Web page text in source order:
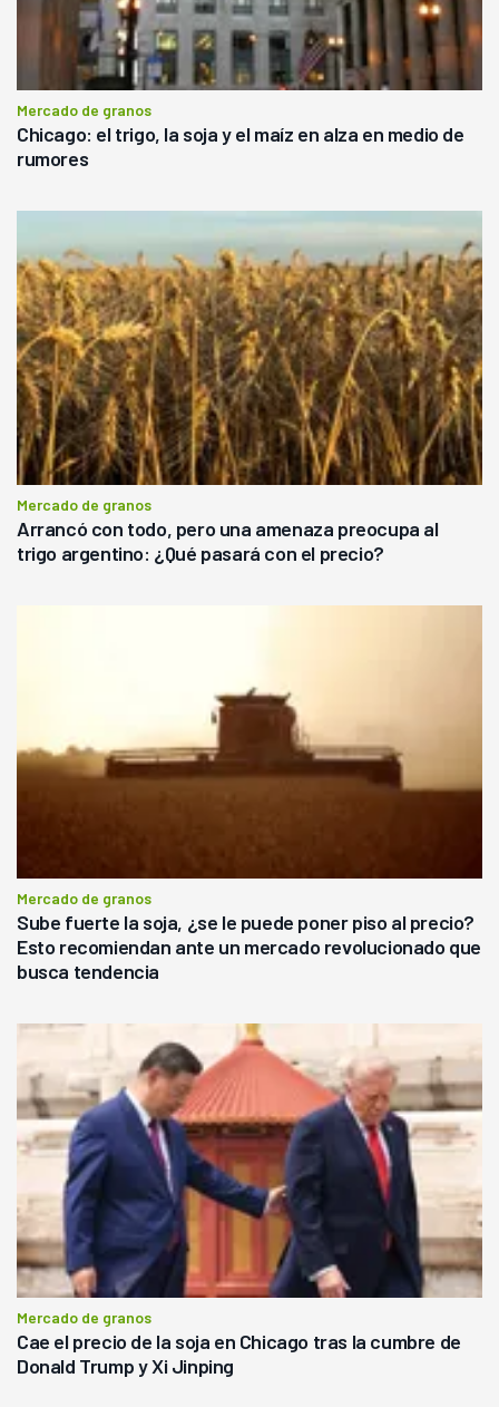
Mercado de granos
Chicago: el trigo, la soja y el maíz en alza en medio de
rumores
Mercado de granos
Arrancó con todo, pero una amenaza preocupa al
trigo argentino: ¿Qué pasará con el precio?
Mercado de granos
Sube fuerte la soja, ¿se le puede poner piso al precio?
Esto recomiendan ante un mercado revolucionado que
busca tendencia
Mercado de granos
Cae el precio de la soja en Chicago tras la cumbre de
Donald Trump y Xi Jinping